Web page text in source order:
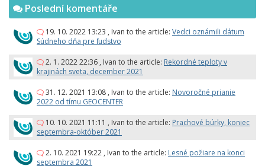
Poslední komentáře
19. 10. 2022 13:23 , Ivan to the article: Vedci oznámili dátum
Súdneho dňa pre ľudstvo
2. 1. 2022 22:36 , Ivan to the article: Rekordné teploty v
krajinách sveta, december 2021
31. 12. 2021 13:08 , Ivan to the article: Novoročné prianie
2022 od tímu GEOCENTER
10. 10. 2021 11:11 , Ivan to the article: Prachové búrky, koniec
septembra-október 2021
2. 10. 2021 19:22 , Ivan to the article: Lesné požiare na konci
septembra 2021